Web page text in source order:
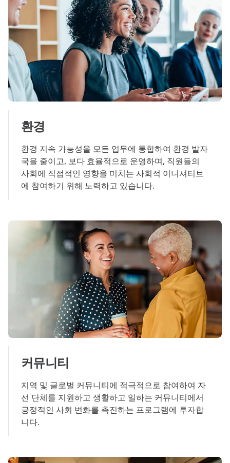
환경
환경 지속 가능성을 모든 업무에 통합하여 환경 발자
국을 줄이고, 보다 효율적으로 운영하며, 직원들의
사회에 직접적인 영향을 미치는 사회적 이니셔티브
에 참여하기 위해 노력하고 있습니다.
커뮤니티
지역 및 글로벌 커뮤니티에 적극적으로 참여하여 자
선 단체를 지원하고 생활하고 일하는 커뮤니티에서
긍정적인 사회 변화를 촉진하는 프로그램에 투자합
니다.